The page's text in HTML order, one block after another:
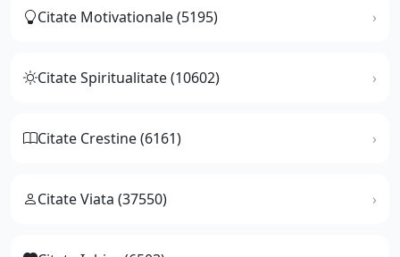
Citate Motivationale (5195)
Citate Spiritualitate (10602)
Citate Crestine (6161)
Citate Viata (37550)